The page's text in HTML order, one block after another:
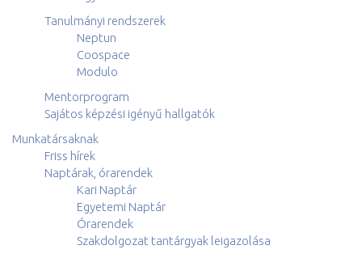
Tanulmányi rendszerek
Neptun
Coospace
Modulo
Mentorprogram
Sajátos képzési igényű hallgatók
Munkatársaknak
Friss hírek
Naptárak, órarendek
Kari Naptár
Egyetemi Naptár
Órarendek
Szakdolgozat tantárgyak leigazolása